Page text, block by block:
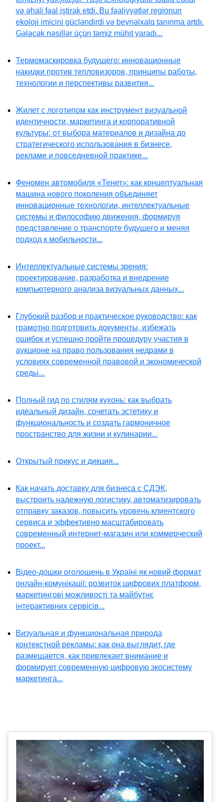
və əhali fəal iştirak etdi. Bu fəaliyyətlər regionun
ekoloji imicini gücləndirdi və beynəlxalq tanınma artdı.
Gələcək nəsillər üçün təmiz mühit yaradı...
Термомаскировка будущего: инновационные
накидки против тепловизоров, принципы работы,
технологии и перспективы развития...
Жилет с логотипом как инструмент визуальной
идентичности, маркетинга и корпоративной
культуры: от выбора материалов и дизайна до
стратегического использования в бизнесе,
рекламе и повседневной практике...
Феномен автомобиля «Тенет»: как концептуальная
машина нового поколения объединяет
инновационные технологии, интеллектуальные
системы и философию движения, формируя
представление о транспорте будущего и меняя
подход к мобильности...
Интеллектуальные системы зрения:
проектирование, разработка и внедрение
компьютерного анализа визуальных данных...
Глубокий разбор и практическое руководство: как
грамотно подготовить документы, избежать
ошибок и успешно пройти процедуру участия в
аукционе на право пользования недрами в
условиях современной правовой и экономической
среды...
Полный гид по стилям кухонь: как выбрать
идеальный дизайн, сочетать эстетику и
функциональность и создать гармоничное
пространство для жизни и кулинарии...
Открытый прикус и дикция...
Как начать доставку для бизнеса с СДЭК,
выстроить надежную логистику, автоматизировать
отправку заказов, повысить уровень клиентского
сервиса и эффективно масштабировать
современный интернет-магазин или коммерческий
проект...
Відео-дошки оголошень в Україні як новий формат
онлайн-комунікації: розвиток цифрових платформ,
маркетингові можливості та майбутнє
інтерактивних сервісів...
Визуальная и функциональная природа
контекстной рекламы: как она выглядит, где
размещается, как привлекает внимание и
формирует современную цифровую экосистему
маркетинга...